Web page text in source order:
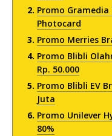
Promo Gramedia
Photocard
Promo Merries
Promo Blibli
Rp. 50.000
Promo Blibli EV
Juta
Promo Unilever
80%